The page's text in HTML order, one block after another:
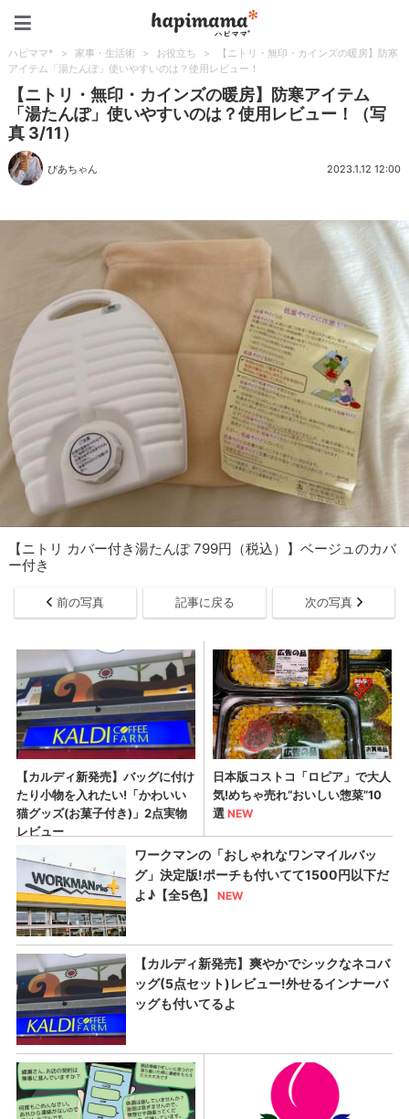
ハピママ* > 家事・生活術 > お役立ち >
【ニトリ・無印・カインズの暖房】防寒
アイテム「湯たんぽ」使いやすいのは？使用レビュー！
【ニトリ・無印・カインズの暖房】防寒アイテム
「湯たんぽ」使いやすいのは？使用レビュー！（写
真 3/11）
びあちゃん 2023.1.12 12:00
【ニトリ カバー付き湯たんぽ 799円（税込）】ベージュのカバ
ー付き
前の写真 記事に戻る 次の写真